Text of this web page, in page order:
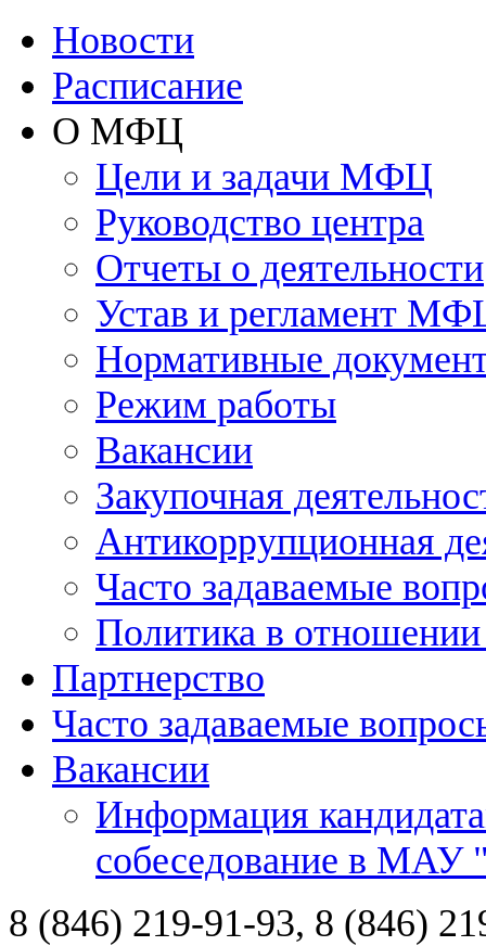
Новости
Расписание
О МФЦ
Цели и задачи МФЦ
Руководство центра
Отчеты о деятельности
Устав и регламент
Нормативные
Режим работы
Вакансии
Закупочная
Антикоррупционная
Часто задаваемые
Политика в
Партнерство
Часто задаваемые
Вакансии
Информация
собеседование в
8 (846) 219-91-93, 8 (846)